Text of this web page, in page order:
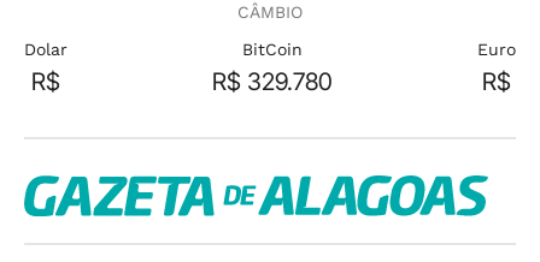
CÂMBIO
Dolar
R$
BitCoin
R$ 329.780
Euro
R$